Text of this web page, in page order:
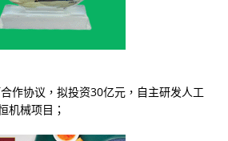
作协议，拟投资30亿元，自主研发人工
机械项目；